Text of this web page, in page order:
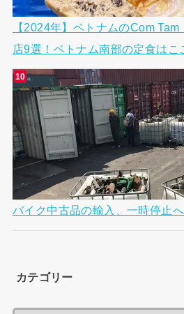
【2024年】ベトナムのCom
店9選！ベトナム南部の定食はこ
バイク中古品の輸入、一時停止へ
カテゴリー